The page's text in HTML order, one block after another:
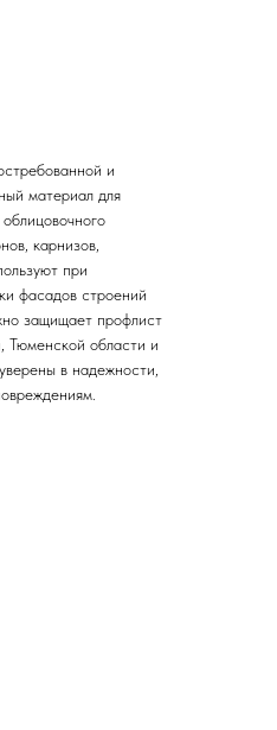
и
материал для
карнизов,
при
фасадов строений
защищает профлист
Тюменской области и
в надежности,